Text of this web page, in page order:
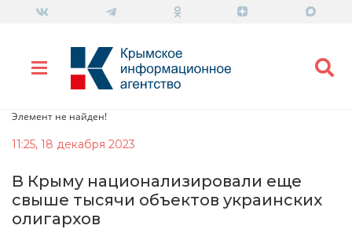
Элемент не найден!
11:25, 18 декабря 2023
В Крыму национализировали еще
свыше тысячи объектов украинских
олигархов